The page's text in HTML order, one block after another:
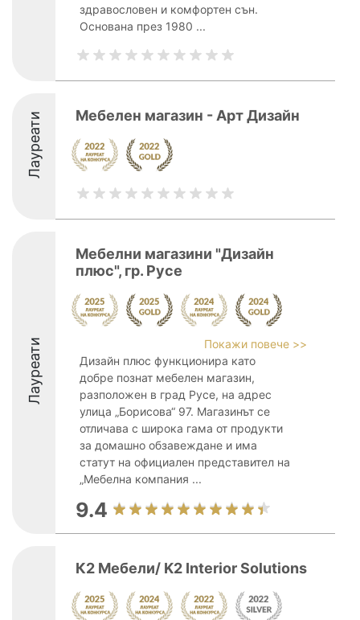
здравословен и комфортен сън.
Основана през 1980 ...
Лауреати Мебелен магазин - Арт Дизайн
Лауреати
Мебелни магазини "Дизайн
плюс", гр. Русе
Покажи повече >>
Дизайн плюс функционира като
добре познат мебелен магазин,
разположен в град Русе, на адрес
улица „Борисова“ 97. Магазинът се
отличава с широка гама от продукти
за домашно обзавеждане и има
статут на официален представител на
„Мебелна компания ...
9.4
К2 Мебели/ K2 Interior Solutions